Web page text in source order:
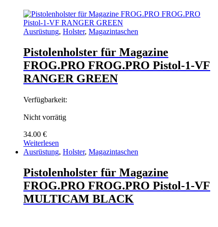
Ausrüstung, Holster, Magazintaschen
Pistolenholster für Magazine
FROG.PRO FROG.PRO Pistol-1-VF
RANGER GREEN
Verfügbarkeit:
Nicht vorrätig
34.00 €
Weiterlesen
Ausrüstung, Holster, Magazintaschen
Pistolenholster für Magazine
FROG.PRO FROG.PRO Pistol-1-VF
MULTICAM BLACK